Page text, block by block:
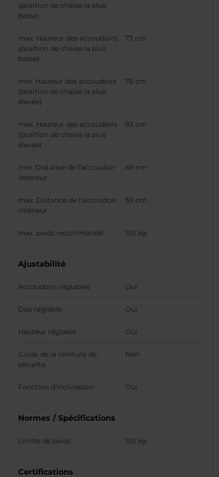
(position de chaise la plus
basse)
max. Hauteur des accoudoirs
(position de chaise la plus
basse)
73 cm
min. Hauteur des accoudoirs
(position de chaise la plus
élevée)
76 cm
max. Hauteur des accoudoirs
(position de chaise la plus
élevée)
83 cm
min. Distance de l'accoudoir
intérieur
49 cm
max. Distance de l'accoudoir
intérieur
59 cm
max. poids recommandé 150 kg
Ajustabilité
Accoudoirs réglables Oui
Dos réglable Oui
Hauteur réglable Oui
Guide de la ceinture de
sécurité
Non
Fonction d'inclinaison Oui
Normes / Spécifications
Limite de poids 150 kg
Certifications